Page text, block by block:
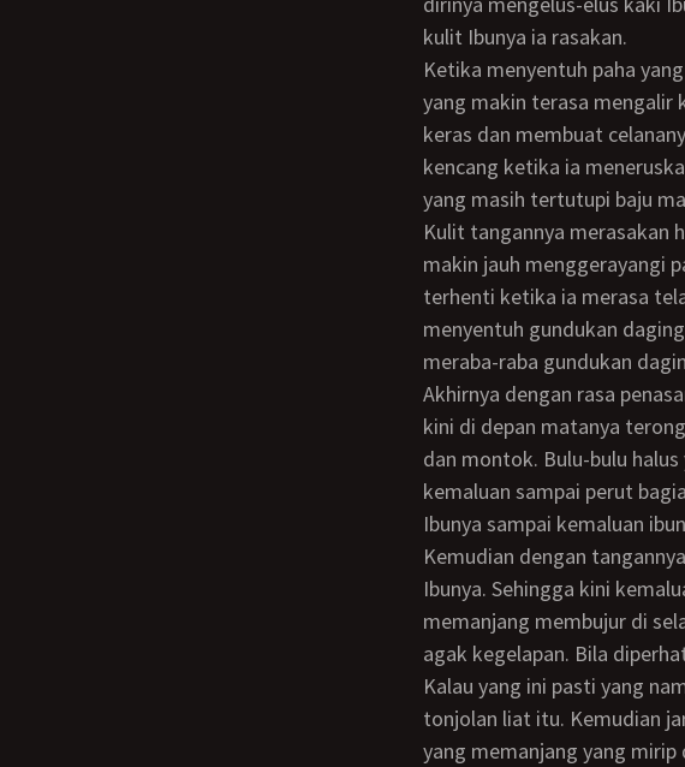
kulit Ibunya ia rasakan.
Ketika menyentuh paha yang ditumbuhi bulu-bulu halus, Rudi merasakan kehangatan
yang makin terasa mengalir
keras dan membuat
kencang ketika ia
yang masih tertutupi baju
Kulit tangannya merasakan hawa yang makin hangat dan lembab ketika tangannya
makin jauh menggerayangi
terhenti ketika ia merasa
menyentuh gundukan
meraba-raba gundukan
Akhirnya dengan rasa penasaran ia singkapkan baju mandi Ibunya ke atas. Sehingga
kini di depan matanya
dan montok. Bulu-bulu
kemaluan sampai perut
Ibunya sampai kemaluan
Kemudian dengan tangannya ia sibakkan bulu-bulu kemaluan di sekitar kemaluan
Ibunya. Sehingga kini
memanjang membujur di
agak kegelapan. Bila
Kalau yang ini pasti yang namanya kelentit, pikir Rudi lagi sambil mengusap-usap
tonjolan liat itu. Kemudian
yang memanjang yang